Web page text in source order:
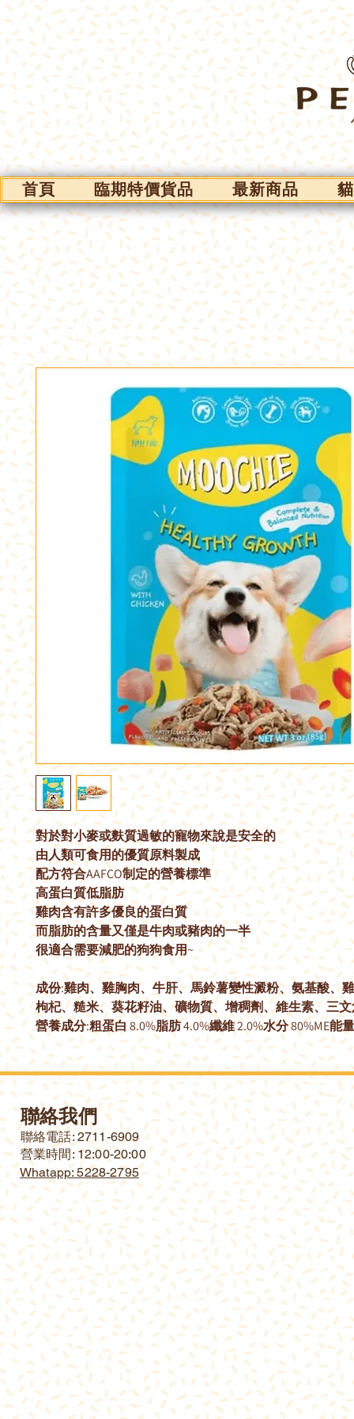
首頁 臨期特價貨品 最新商品
對於對小麥或麩質過敏的寵物來說是安全的
由人類可食用的優質原料製成
配方符合AAFCO制定的營養標準
高蛋白質低脂肪
雞肉含有許多優良的蛋白質
而脂肪的含量又僅是牛肉或豬肉的一半
很適合需要減肥的狗狗食用~
成份:雞肉、雞胸肉、牛肝、馬鈴薯變性澱粉、氨基酸、
枸杞、糙米、葵花籽油、礦物質、增稠劑、維生素、三
營養成分:粗蛋白 8.0%脂肪 4.0%纖維 2.0%水分 80%ME能
聯絡我們
​聯絡電話: 2711-6909
營業時間: 12:00-20:00
Whatapp: 5228-2795